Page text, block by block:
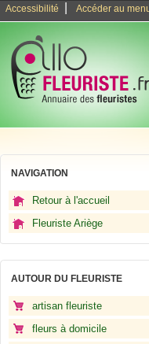
Accessibilité Accéder au
NAVIGATION
Retour à l'accueil
Fleuriste Ariège
AUTOUR DU FLEURISTE
artisan fleuriste
fleurs à domicile